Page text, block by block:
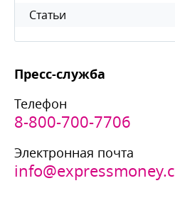
Статьи
Пресс-служба
Телефон
8-800-700-7706
Электронная почта